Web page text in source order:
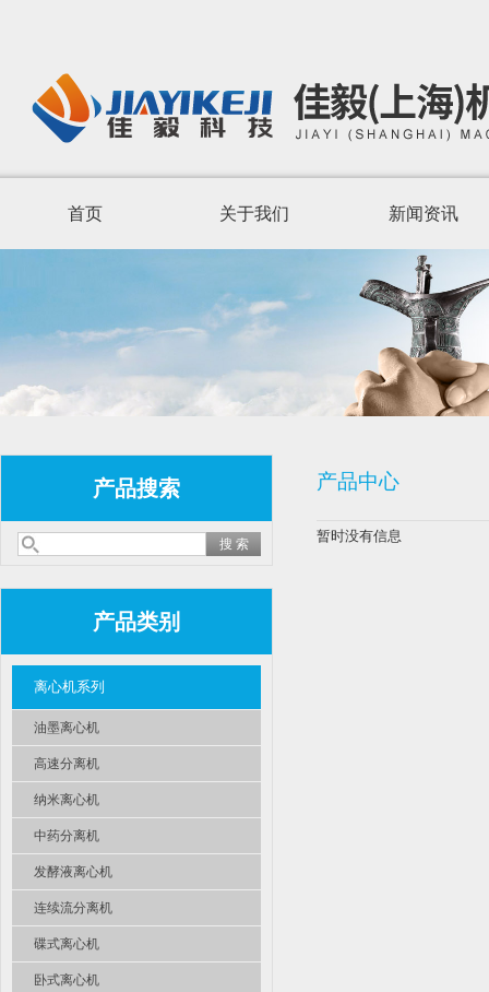
首页 关于我们 新闻资讯
产品搜索
产品类别
离心机系列
油墨离心机
高速分离机
纳米离心机
中药分离机
发酵液离心机
连续流分离机
碟式离心机
卧式离心机
产品中心
暂时没有信息